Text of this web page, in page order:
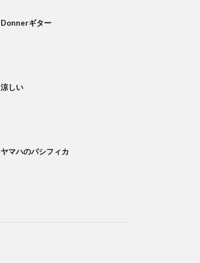
Donnerギター
涼しい
ヤマハのパシフィカ